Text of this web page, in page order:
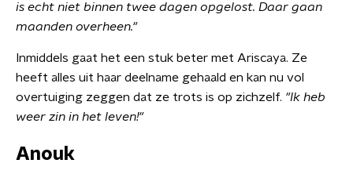
is echt niet binnen twee dagen opgelost. Daar gaan
maanden overheen."
Inmiddels gaat het een stuk beter met Ariscaya. Ze
heeft alles uit haar deelname gehaald en kan nu vol
overtuiging zeggen dat ze trots is op zichzelf. "Ik heb
weer zin in het leven!"
Anouk